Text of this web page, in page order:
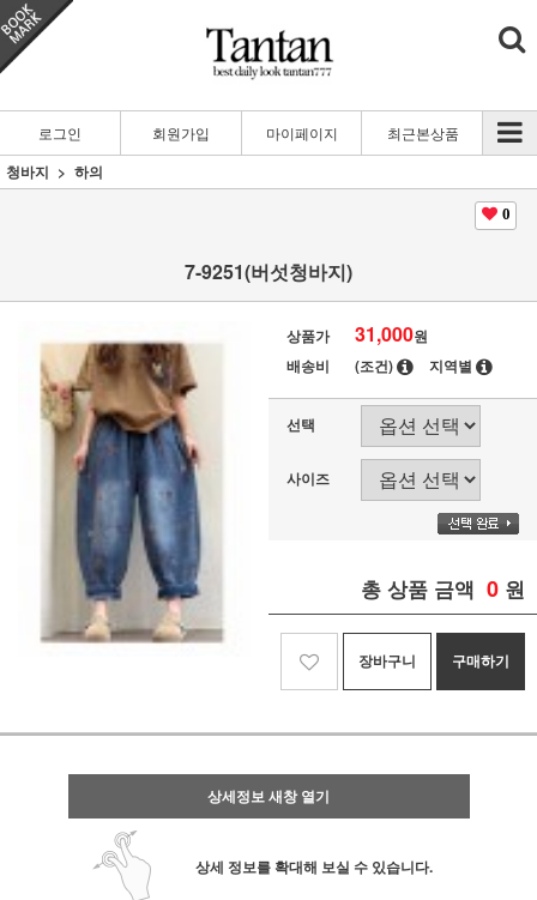
로그인 회원가입 마이페이지 최근본상품
청바지 하의
0
7-9251(버섯청바지)
상품가 31,000원
배송비
(조건) 지역별
선택
사이즈
총 상품 금액 0 원
장바구니 구매하기
상세정보 새창 열기
상세 정보를 확대해 보실 수 있습니다.